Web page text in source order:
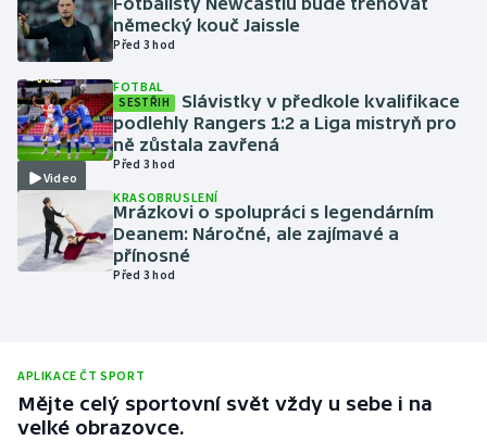
Krasobruslení
Lezení
Lyže a snowboard
Moderní pětiboj
Motorsport
Plavání
německý kouč Jaissle
Před 3 hod
Video
FOTBAL
SESTŘIH
Slávistky v předkole kvalifikace
podlehly Rangers 1:2 a Liga mistryň pro
ně zůstala zavřená
Před 3 hod
KRASOBRUSLENÍ
Mrázkovi o spolupráci s legendárním
Deanem: Náročné, ale zajímavé a
přínosné
Před 3 hod
APLIKACE ČT SPORT
Mějte celý sportovní svět vždy u sebe i na
velké obrazovce.